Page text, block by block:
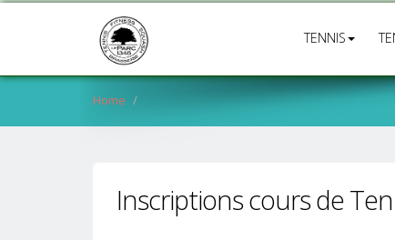
TENNIS
Home
Inscriptions cours de